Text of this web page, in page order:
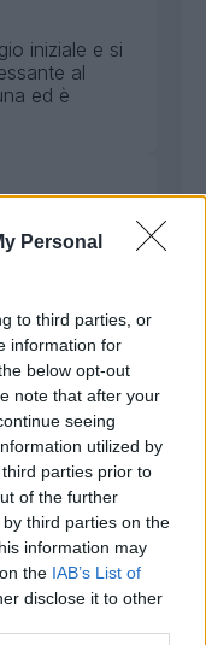
Personal
to third parties, or
information for
below opt-out
note that after your
seeing
utilized by
parties prior to
of the further
third parties on the
information may
the IAB’s List of
disclose it to other
iniziale e si
al
ed è
piede ma
nella sua